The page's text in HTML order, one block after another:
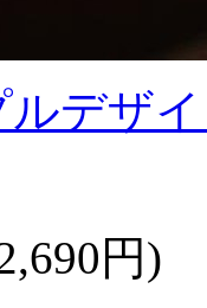
ルデザ
円)